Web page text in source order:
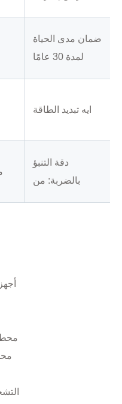
ضمان مدى الحياة
لمدة 30 عامًا
ايه تبديد الطاقة
دقة التنبؤ
بالضربة: من